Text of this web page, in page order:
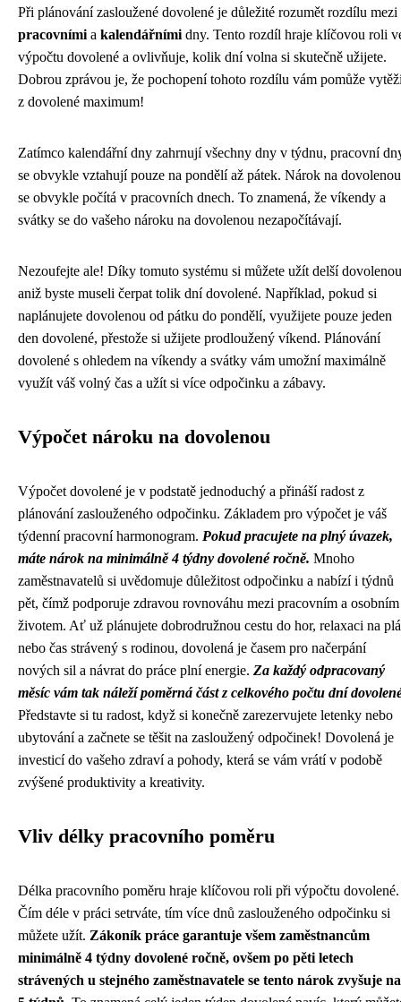
Při plánování zasloužené dovolené je důležité rozumět rozdílu mezi
pracovními a kalendářními dny. Tento rozdíl hraje klíčovou roli
výpočtu dovolené a ovlivňuje, kolik dní volna si skutečně užijete.
Dobrou zprávou je, že pochopení tohoto rozdílu vám pomůže
z dovolené maximum!
Zatímco kalendářní dny zahrnují všechny dny v týdnu, pracovní
se obvykle vztahují pouze na pondělí až pátek. Nárok na dovolenou
se obvykle počítá v pracovních dnech. To znamená, že víkendy a
svátky se do vašeho nároku na dovolenou nezapočítávají.
Nezoufejte ale! Díky tomuto systému si můžete užít delší
aniž byste museli čerpat tolik dní dovolené. Například, pokud si
naplánujete dovolenou od pátku do pondělí, využijete pouze jeden
den dovolené, přestože si užijete prodloužený víkend. Plánování
dovolené s ohledem na víkendy a svátky vám umožní maximálně
využít váš volný čas a užít si více odpočinku a zábavy.
Výpočet nároku na dovolenou
Výpočet dovolené je v podstatě jednoduchý a přináší radost z
plánování zaslouženého odpočinku. Základem pro výpočet je váš
týdenní pracovní harmonogram. Pokud pracujete na plný úvazek,
máte nárok na minimálně 4 týdny dovolené ročně. Mnoho
zaměstnavatelů si uvědomuje důležitost odpočinku a nabízí i týdnů
pět, čímž podporuje zdravou rovnováhu mezi pracovním a osobním
životem. Ať už plánujete dobrodružnou cestu do hor, relaxaci na
nebo čas strávený s rodinou, dovolená je časem pro načerpání
nových sil a návrat do práce plní energie. Za každý odpracovaný
měsíc vám tak náleží poměrná část z celkového počtu dní
Představte si tu radost, když si konečně zarezervujete letenky nebo
ubytování a začnete se těšit na zasloužený odpočinek! Dovolená je
investicí do vašeho zdraví a pohody, která se vám vrátí v podobě
zvýšené produktivity a kreativity.
Vliv délky pracovního poměru
Délka pracovního poměru hraje klíčovou roli při výpočtu dovolené.
Čím déle v práci setrváte, tím více dnů zaslouženého odpočinku si
můžete užít. Zákoník práce garantuje všem zaměstnancům
minimálně 4 týdny dovolené ročně, ovšem po pěti letech
strávených u stejného zaměstnavatele se tento nárok zvyšuje na